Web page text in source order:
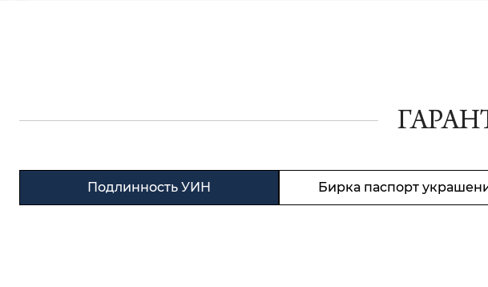
Подлинность УИН Бирка паспорт